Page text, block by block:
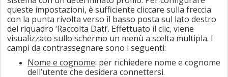
queste impostazioni, è sufficiente cliccare sulla freccia
con la punta rivolta verso il basso posta sul lato destro
del riquadro ‘Raccolta Dati’. Effettuato il clic, viene
visualizzato sullo schermo un menù a scelta multipla. I
campi da contrassegnare sono i seguenti:
Nome e cognome: per richiedere nome e cognome
dell’utente che desidera connettersi.